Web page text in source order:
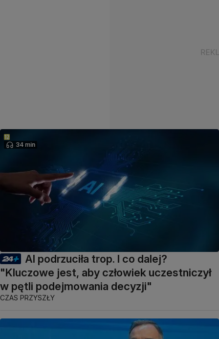
34 min
AI podrzuciła trop. I co dalej?
"Kluczowe jest, aby człowiek uczestniczył
w pętli podejmowania decyzji"
CZAS PRZYSZŁY